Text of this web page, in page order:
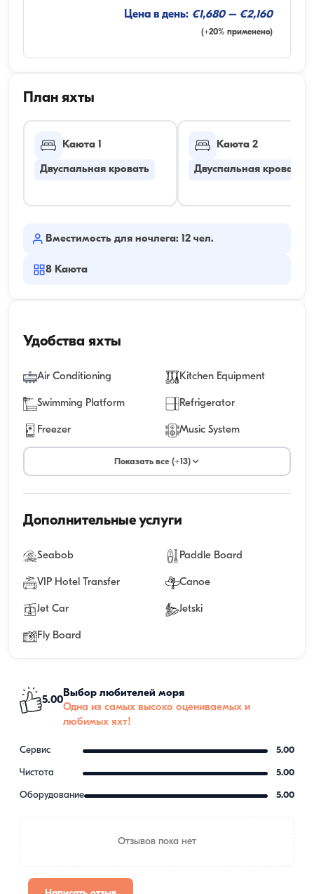
Цена в день: €1,680 – €2,160
(+20% применено)
План яхты
Каюта 1
Двуспальная кровать
Каюта 2
Двуспальная кровать
Вместимость для ночлега: 12 чел.
8 Каюта
Удобства яхты
Air Conditioning Kitchen Equipment
Swimming Platform Refrigerator
Freezer Music System
Показать все (+13)
Дополнительные услуги
Seabob Paddle Board
VIP Hotel Transfer Canoe
Jet Car Jetski
Fly Board
5.00
Выбор любителей моря
Одна из самых высоко оцениваемых и
любимых яхт!
Сервис 5.00
Чистота 5.00
Оборудование 5.00
Отзывов пока нет